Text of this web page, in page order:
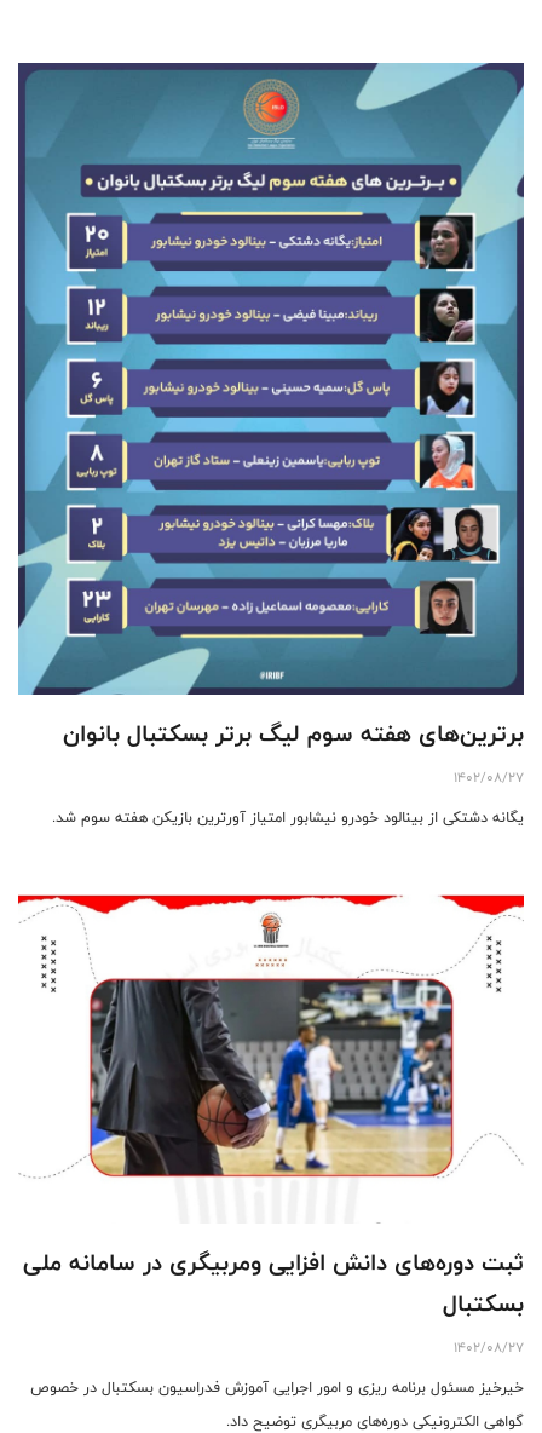
برترين‌های هفته سوم لیگ برتر بسکتبال بانوان
1402/08/27
یگانه دشتکی از بینالود خودرو نیشابور امتیاز آورترین بازیکن هفته سوم شد.
ثبت دوره‌های دانش افزایی ومربیگری در سامانه ملی
بسکتبال
1402/08/27
خیرخیز مسئول برنامه ریزی و امور اجرایی آموزش فدراسیون بسکتبال در خصوص
گواهی الکترونیکی دوره‌های مربیگری توضیح داد.